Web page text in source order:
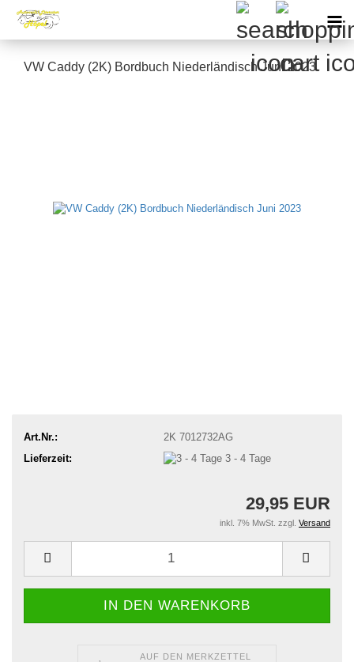
VW Caddy (2K) Bordbuch Niederländisch Juni 2023
Art.Nr.:
2K 7012732AG
Lieferzeit:
3 - 4 Tage
29,95 EUR
inkl. 7% MwSt. zzgl. Versand
AUF DEN MERKZETTEL